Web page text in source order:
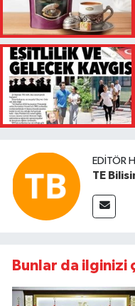
EDITÖR
TE
Bunlar da ilginizi